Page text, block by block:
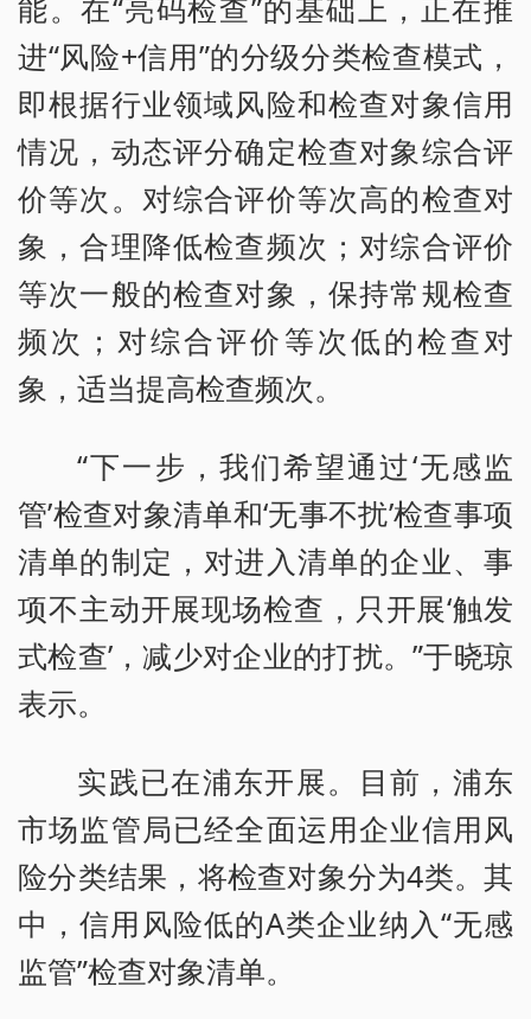
能。在“亮码检查”的基础上，正在推
进“风险+信用”的分级分类检查模式，
即根据行业领域风险和检查对象信用
情况，动态评分确定检查对象综合评
价等次。对综合评价等次高的检查对
象，合理降低检查频次；对综合评价
等次一般的检查对象，保持常规检查
频次；对综合评价等次低的检查对
象，适当提高检查频次。
“下一步，我们希望通过‘无感监
管’检查对象清单和‘无事不扰’检查事项
清单的制定，对进入清单的企业、事
项不主动开展现场检查，只开展‘触发
式检查’，减少对企业的打扰。”于晓琼
表示。
实践已在浦东开展。目前，浦东
市场监管局已经全面运用企业信用风
险分类结果，将检查对象分为4类。其
中，信用风险低的A类企业纳入“无感
监管”检查对象清单。